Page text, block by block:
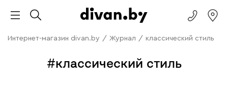
Интернет-магазин divan.by / Журнал / классический стиль
#классический стиль